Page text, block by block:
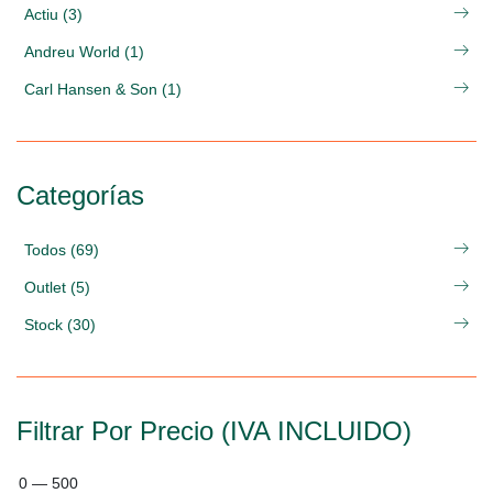
Actiu (3)
Andreu World (1)
Carl Hansen & Son (1)
Categorías
Todos (69)
Outlet (5)
Stock (30)
Filtrar Por Precio (IVA INCLUIDO)
0 — 500